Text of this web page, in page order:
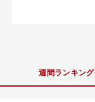
週間ランキング